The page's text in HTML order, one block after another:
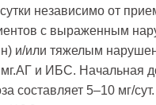
независимо от
с выраженным
и/или тяжелым
и ИБС. Начальная
составляет 5–10 мг/